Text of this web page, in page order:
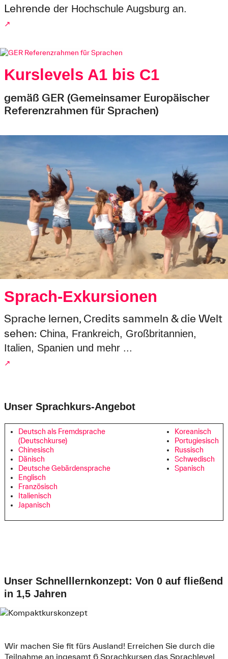
Lehrende der Hochschule Augsburg an.
↗
Kurslevels A1 bis C1
gemäß GER (Gemeinsamer Europäischer
Referenzrahmen für Sprachen)
Sprach-Exkursionen
Sprache lernen, Credits sammeln & die Welt
sehen: China, Frankreich, Großbritannien,
Italien, Spanien und mehr ...
↗
Unser Sprachkurs-Angebot
Deutsch als Fremdsprache
(Deutschkurse)
Chinesisch
Dänisch
Deutsche Gebärdensprache
Englisch
Französisch
Italienisch
Japanisch
Koreanisch
Portugiesisch
Russisch
Schwedisch
Spanisch
Unser Schnelllernkonzept: Von 0 auf fließend
in 1,5 Jahren
Wir machen Sie fit fürs Ausland! Erreichen Sie durch die
Teilnahme an ingesamt 6 Sprachkursen das Sprachlevel